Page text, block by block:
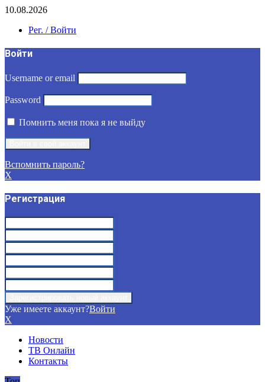
10.08.2026
Рег. / Войти
Войти
Username or email
Password
Помнить меня пока я не выйду
Вспомнить пароль?
X
Регистрация
Уже имеете аккаунт?Войти
X
Новости
ТВ Онлайн
Контакты